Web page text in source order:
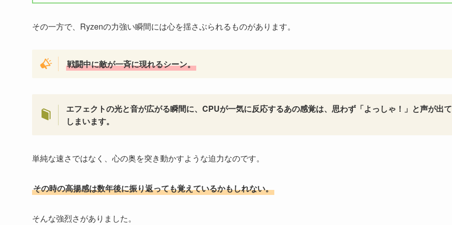
その一方で、Ryzenの力強い瞬間には心を揺さぶられるものがあります。
戦闘中に敵が一斉に現れるシーン。
エフェクトの光と音が広がる瞬間に、CPUが一気に反応するあの感覚は、思わず「よっしゃ！」と声が出て
しまいます。
単純な速さではなく、心の奥を突き動かすような迫力なのです。
その時の高揚感は数年後に振り返っても覚えているかもしれない。
そんな強烈さがありました。